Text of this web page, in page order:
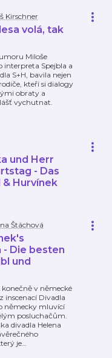
Kirschner
volá, tak
Miloše
interpreta Spejbla a
S+H, bavila nejen
kteří si dialogy
obraty a
vychutnat.
und Herr
- Das
Hurvínek
Štáchová
- Die besten
und
konečně v německé
inscenací Divadla
německy mluvící
posluchačům.
divadla Helena
je…